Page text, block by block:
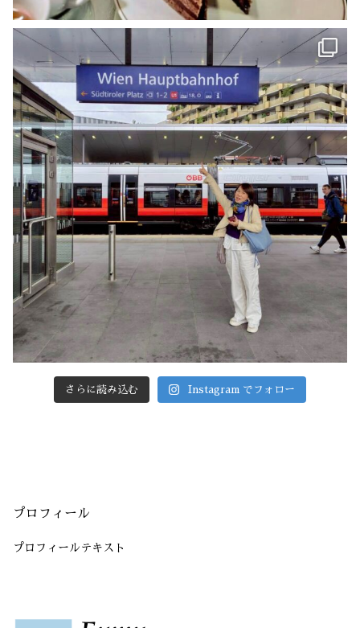
さらに読み込む Instagram でフォロー
プロフィール
プロフィールテキスト